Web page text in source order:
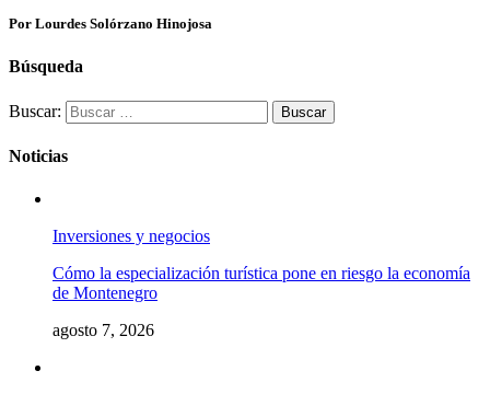
Por Lourdes Solórzano Hinojosa
Búsqueda
Buscar:
Noticias
Inversiones y negocios
Cómo la especialización turística pone en riesgo la economía
de Montenegro
agosto 7, 2026